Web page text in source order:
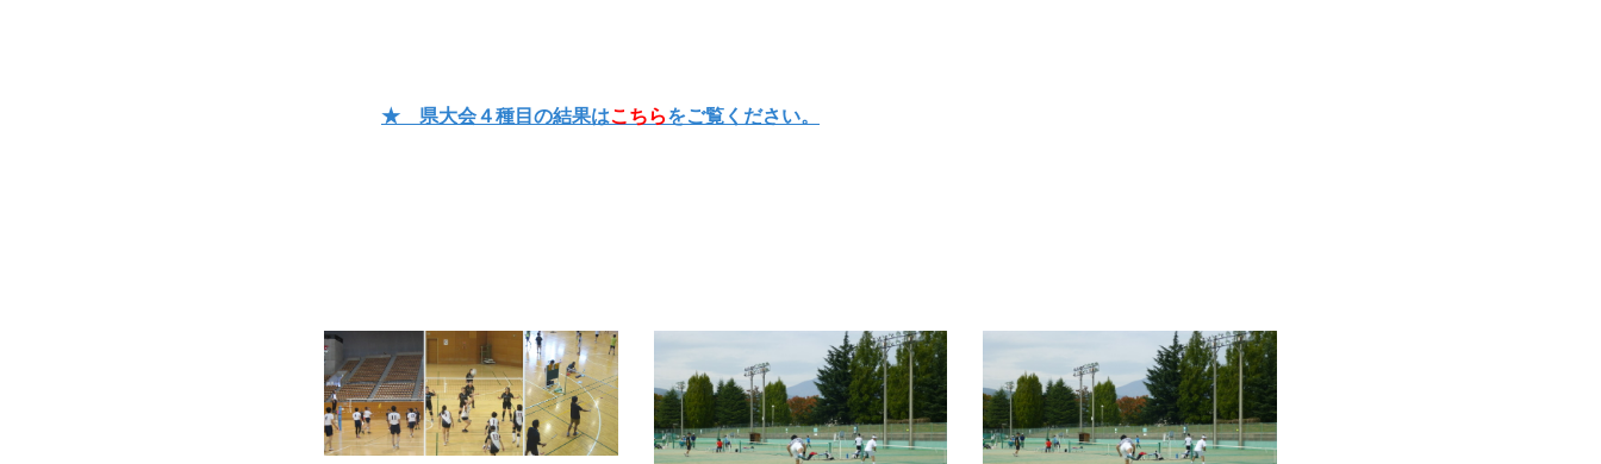
★ 県大会４種目の結果はこちらをご覧ください。